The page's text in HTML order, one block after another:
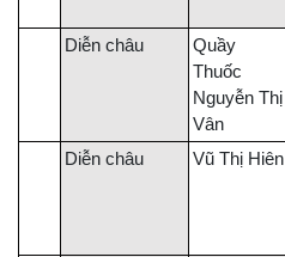
Diễn châu
Quầy
Thuốc
Nguyễn Thị
Vân
Diễn châu Vũ Thị Hiên